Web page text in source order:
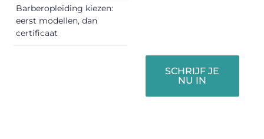
Barberopleiding kiezen:
eerst modellen, dan
certificaat
SCHRIJF JE
NU IN